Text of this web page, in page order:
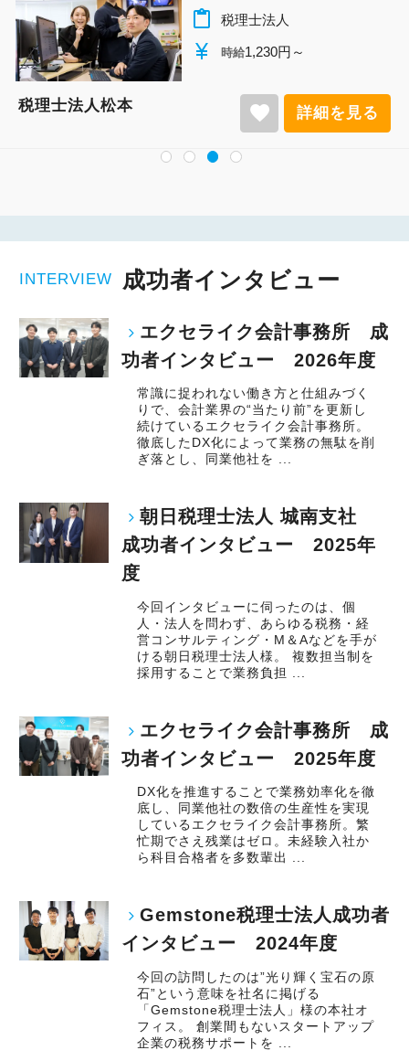
content_paste 税理士法人
currency_yen 時給1,230円～
税理士法人松本 favorite 詳細を見る
INTERVIEW 成功者インタビュー
エクセライク会計事務所 成
功者インタビュー 2026年度
常識に捉われない働き方と仕組みづく
りで、会計業界の“当たり前”を更新し
続けているエクセライク会計事務所。
徹底したDX化によって業務の無駄を削
ぎ落とし、同業他社を ...
朝日税理士法人 城南支社
成功者インタビュー 2025年
度
今回インタビューに伺ったのは、個
人・法人を問わず、あらゆる税務・経
営コンサルティング・M＆Aなどを手が
ける朝日税理士法人様。 複数担当制を
採用することで業務負担 ...
エクセライク会計事務所 成
功者インタビュー 2025年度
DX化を推進することで業務効率化を徹
底し、同業他社の数倍の生産性を実現
しているエクセライク会計事務所。繁
忙期でさえ残業はゼロ。未経験入社か
ら科目合格者を多数輩出 ...
Gemstone税理士法人成功者
インタビュー 2024年度
今回の訪問したのは”光り輝く宝石の原
石”という意味を社名に掲げる
「Gemstone税理士法人」様の本社オ
フィス。 創業間もないスタートアップ
企業の税務サポートを ...